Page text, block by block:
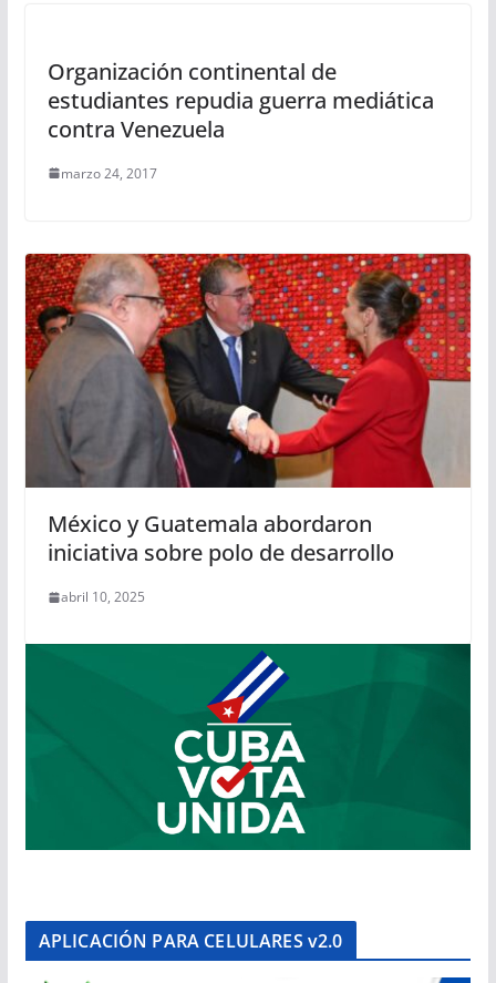
Organización continental de
estudiantes repudia guerra mediática
contra Venezuela
marzo 24, 2017
México y Guatemala abordaron
iniciativa sobre polo de desarrollo
abril 10, 2025
APLICACIÓN PARA CELULARES v2.0